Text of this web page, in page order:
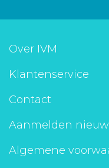
Over IVM
Klantenservice
Contact
Aanmelden
Algemene